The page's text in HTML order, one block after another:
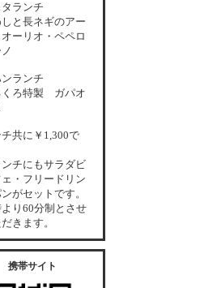
タランチ
と長ネギのアー
オーリオ・ペペロ
ンランチ
ろ特製 ガパオ
共に￥1,300で
ンチにもサラダビ
ェ・フリードリン
がセットです。
より60分制とさせ
きます。
携帯サイト